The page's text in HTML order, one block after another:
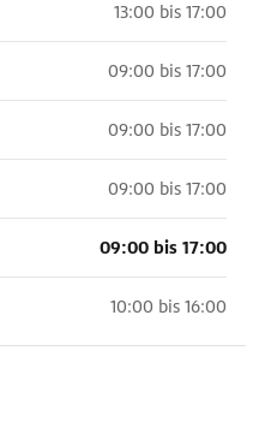
13:00 bis 17:00
09:00 bis 17:00
09:00 bis 17:00
09:00 bis 17:00
09:00 bis 17:00
10:00 bis 16:00